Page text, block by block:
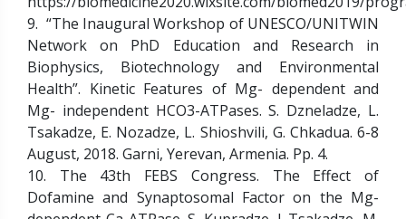
9. “The Inaugural Workshop of UNESCO/UNITWIN
Network on PhD Education and Research in
Biophysics, Biotechnology and Environmental
Health”. Kinetic Features of Mg- dependent and
Mg- independent HCO3-ATPases. S. Dzneladze, L.
Tsakadze, E. Nozadze, L. Shioshvili, G. Chkadua. 6-8
August, 2018. Garni, Yerevan, Armenia. Pp. 4.
10. The 43th FEBS Congress. The Effect of
Dofamine and Synaptosomal Factor on the Mg-